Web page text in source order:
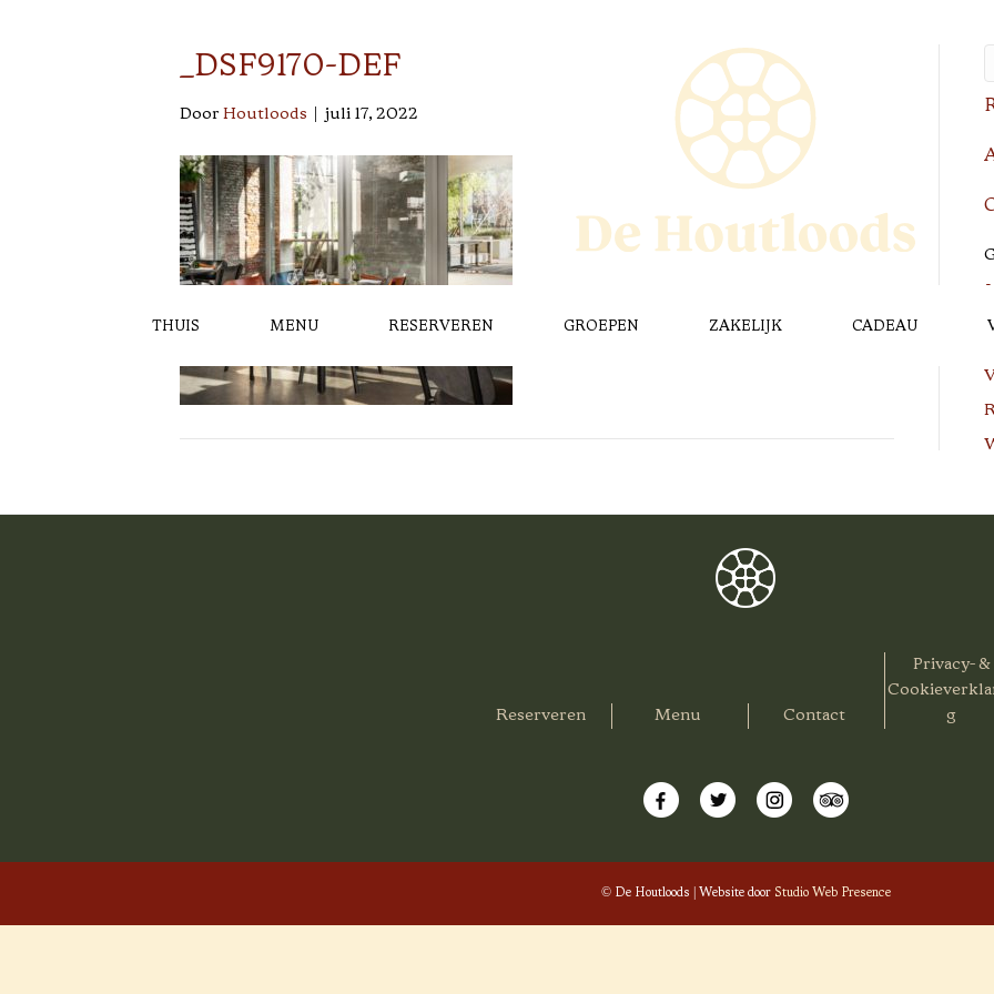
THUIS MENU RESERVEREN GROEPEN ZAKELIJK CADEAU
_DSF9170-DEF
DoorHoutloods juli 17, 2022
Reserveren Menu Contact
Privacy- &
g
© De Houtloods | Website door Studio Web Presence